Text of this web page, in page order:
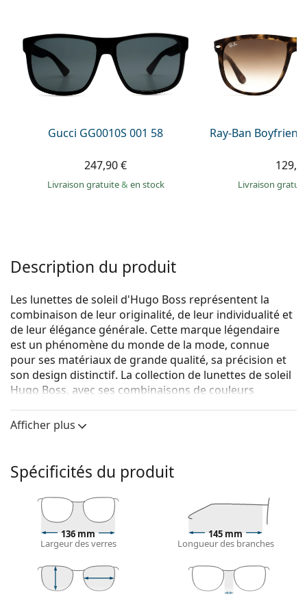
Prada
Toutes les marques
Gucci GG0010S 001 58
247,90 €
Livraison gratuite& en stock
Ray-Ban
Livraison
Description du produit
Les lunettes de soleil d'Hugo Boss représentent la
combinaison de leur originalité, de leur individualité et
de leur élégance générale. Cette marque légendaire
est un phénomène du monde de la mode, connue
pour ses matériaux de grande qualité, sa précision et
son design distinctif. La collection de lunettes de soleil
Hugo Boss, avec ses combinaisons de couleurs
toutes les occasions.
Voyez à quoi vous ressemblez avec ces lunettes de
soleil grâce à la fonction d'essayage virtuel de
Lentiamo.
Monture de lunettes de soleil
parfaitement avec tous les types de teint et des
cheveux blonds clairs, châtains clairs ou noirs.
Afficher plus
Spécificités du produit
136 mm
Largeur des verres
145 mm
Longueur des branches